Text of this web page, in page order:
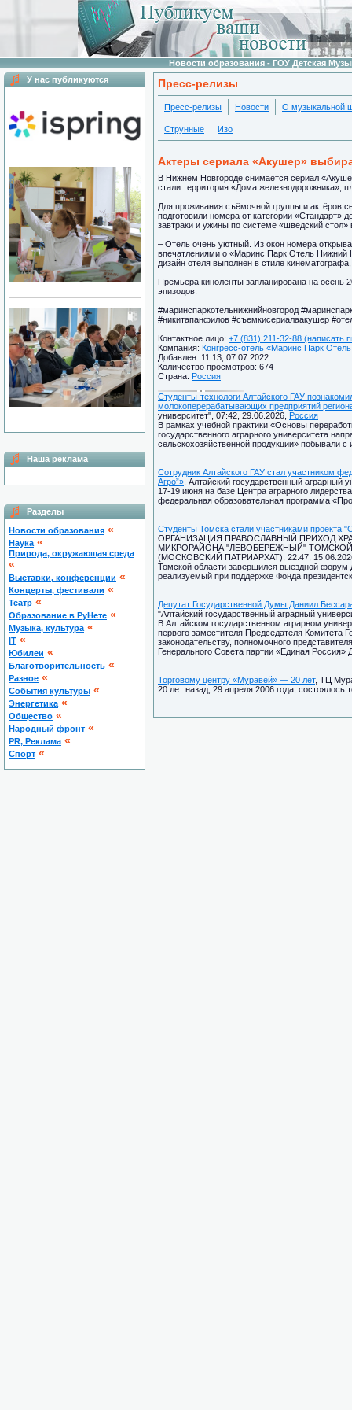
Новости образования - ГОУ Детская
У нас публикуются
Наша реклама
Разделы
Новости образования «
Наука «
Природа, окружающая среда
«
Выставки, конференции «
Концерты, фестивали «
Театр «
Образование в РуНете «
Музыка, культура «
IT «
Юбилеи «
Благотворительность «
Разное «
Cобытия культуры «
Энергетика «
Общество «
Народный фронт «
PR, Реклама «
Спорт «
Пресс-релизы
Пресс-релизы Новости О музыкальной
Струнные Изо
Актеры сериала «Акушер»
В Нижнем Новгороде снимается сериал
стали территория «Дома железнодорожника»,
Для проживания съёмочной группы и актёров
подготовили номера от категории «Стандарт»
завтраки и ужины по системе «шведский стол»
– Отель очень уютный. Из окон номера
впечатлениями о «Маринс Парк Отель Нижний
дизайн отеля выполнен в стиле
Премьера киноленты запланирована на осень
эпизодов.
#маринспаркотельнижнийновгород
#никитапанфилов #съемкисериалаакушер
Контактное лицо: +7 (831) 211-32-88 (написать
Компания: Конгресс-отель «Маринс Парк
Добавлен: 11:13, 07.07.2022
Количество просмотров: 674
Страна: Россия
Студенты-технологи Алтайского ГАУ
молокоперерабатывающих предприятий
университет", 07:42, 29.06.2026, Россия
В рамках учебной практики «Основы
государственного аграрного университета
сельскохозяйственной продукции» побывали
Сотрудник Алтайского ГАУ стал участником
Агро”» , Алтайский государственный аграрный
17-19 июня на базе Центра аграрного
федеральная образовательная программа
Студенты Томска стали участниками проекта
ОРГАНИЗАЦИЯ ПРАВОСЛАВНЫЙ ПРИХОД
МИКРОРАЙОНА "ЛЕВОБЕРЕЖНЫЙ"
(МОСКОВСКИЙ ПАТРИАРХАТ), 22:47,
Томской области завершился выездной форум
реализуемый при поддержке Фонда
Депутат Государственной Думы Даниил
"Алтайский государственный аграрный
В Алтайском государственном аграрном
первого заместителя Председателя Комитета
законодательству, полномочного
Генерального Совета партии «Единая
Торговому центру «Муравей» — 20 лет, ТЦ
20 лет назад, 29 апреля 2006 года, состоялось